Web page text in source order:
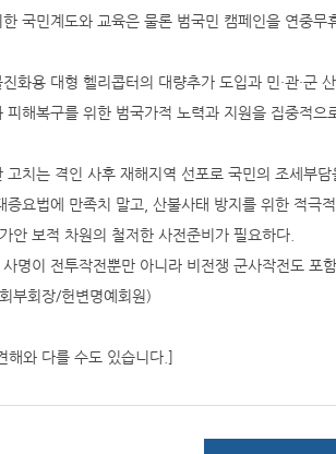
국민계도와 교육은 물론 범국민 캠페인을 연중
화용 대형 헬리콥터의 대량추가 도입과 민·관·군
피해복구를 위한 범국가적 노력과 지원을 집중적
고치는 격인 사후 재해지역 선포로 국민의 조세부
증요법에 만족치 말고, 산불사태 방지를 위한 적극
안 보적 차원의 철저한 사전준비가 필요하다.
명이 전투작전뿐만 아니라 비전쟁 군사작전도 포
부회장/헌변명예회원)
해와 다를 수도 있습니다.]